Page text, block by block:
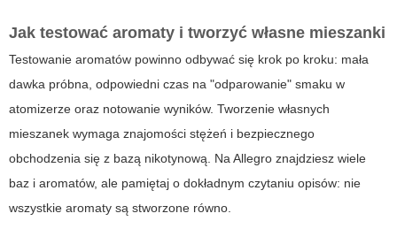
Jak testować aromaty i tworzyć własne mieszanki
Testowanie aromatów powinno odbywać się krok po kroku: mała
dawka próbna, odpowiedni czas na "odparowanie" smaku w
atomizerze oraz notowanie wyników. Tworzenie własnych
mieszanek wymaga znajomości stężeń i bezpiecznego
obchodzenia się z bazą nikotynową. Na Allegro znajdziesz wiele
baz i aromatów, ale pamiętaj o dokładnym czytaniu opisów: nie
wszystkie aromaty są stworzone równo.